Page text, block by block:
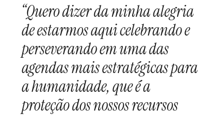
“Quero dizer da minha alegria
de estarmos aqui celebrando e
perseverando em uma das
agendas mais estratégicas para
a humanidade, que é a
proteção dos nossos recursos